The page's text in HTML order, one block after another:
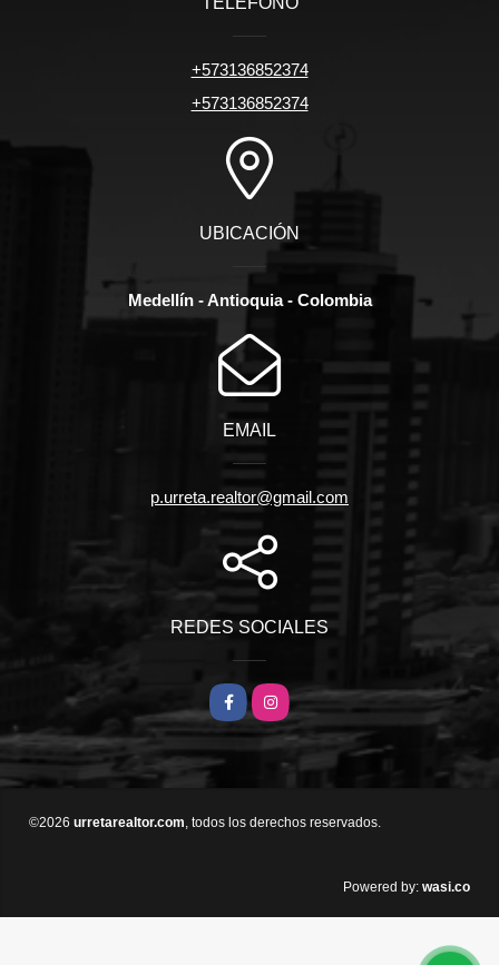
+573136852374
+573136852374
UBICACIÓN
Medellín - Antioquia - Colombia
EMAIL
p.urreta.realtor@gmail.com
REDES SOCIALES
FacebookInstagram
©2026 urretarealtor.com, todos los derechos reservados.
Powered by: wasi.co